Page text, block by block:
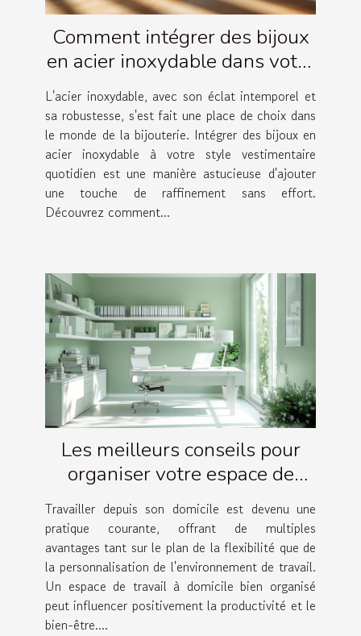
Comment intégrer des bijoux
en acier inoxydable dans votre
garde-robe quotidienne
L'acier inoxydable, avec son éclat intemporel et
sa robustesse, s'est fait une place de choix dans
le monde de la bijouterie. Intégrer des bijoux en
acier inoxydable à votre style vestimentaire
quotidien est une manière astucieuse d'ajouter
une touche de raffinement sans effort.
Découvrez comment...
Les meilleurs conseils pour
organiser votre espace de
travail à domicile
Travailler depuis son domicile est devenu une
pratique courante, offrant de multiples
avantages tant sur le plan de la flexibilité que de
la personnalisation de l'environnement de travail.
Un espace de travail à domicile bien organisé
peut influencer positivement la productivité et le
bien-être....